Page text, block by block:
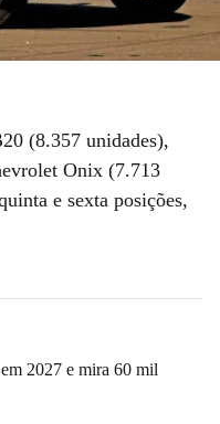
(8.357 unidades),
Onix (7.713
e sexta posições,
2027 e mira 60 mil